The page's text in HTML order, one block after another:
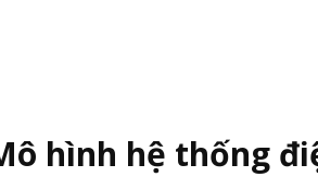
hình hệ thống